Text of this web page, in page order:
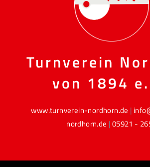
Turnverein
von 1894
www.turnverein-nordhorn.de |
nordhorn.de |05921 -